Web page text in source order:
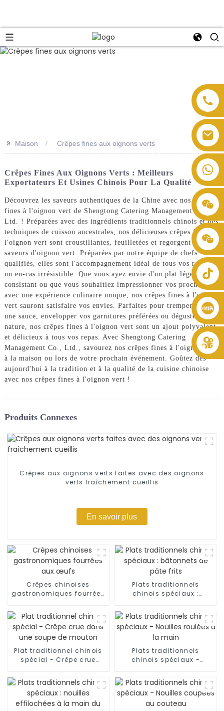
+86 8619946512999
>> Maison Crêpes fines aux oignons verts
Crêpes Fines Aux Oignons Verts : Meilleurs
Exportateurs Et Usines Chinois Pour La Qualité
Découvrez les saveurs authentiques de la Chine avec nos crêpes
fines à l'oignon vert de Shengtong Catering Management Co.,
Ltd. ! Préparées avec des ingrédients traditionnels chinois et des
techniques de cuisson ancestrales, nos délicieuses crêpes fines à
l'oignon vert sont croustillantes, feuilletées et regorgent de
saveurs d'oignon vert. Préparées par notre équipe de chefs
qualifiés, elles sont l'accompagnement idéal de tous vos repas ou
un en-cas irrésistible. Que vous ayez envie d'un plat léger et
consistant ou que vous souhaitiez impressionner vos proches
avec une expérience culinaire unique, nos crêpes fines à l'oignon
vert sauront satisfaire vos envies. Parfaites pour tremper dans
une sauce, envelopper vos garnitures préférées ou déguster
nature, nos crêpes fines à l'oignon vert sont un ajout polyvalent
et délicieux à tous vos repas. Avec Shengtong Catering
Management Co., Ltd., savourez nos crêpes fines à l'oignon vert
à la maison ou lors de votre prochain événement. Goûtez dès
aujourd'hui à la tradition et à la qualité de la cuisine chinoise
avec nos crêpes fines à l'oignon vert !
Produits Connexes
Crêpes aux oignons verts faites avec des oignons
verts fraîchement cueillis
En savoir plus
Crêpes chinoises
gastronomiques fourrées
Plats traditionnels
chinois spéciaux :
Plat traditionnel chinois
spécial - Crêpe crue
mouton
Plats traditionnels
chinois spéciaux -
main